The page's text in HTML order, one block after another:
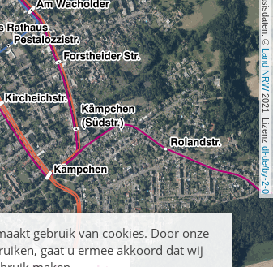
Land NRW
2021, Lizenz
dl-de/by-2-0
gebruik van cookies. Door onze
gaat u ermee akkoord dat wij